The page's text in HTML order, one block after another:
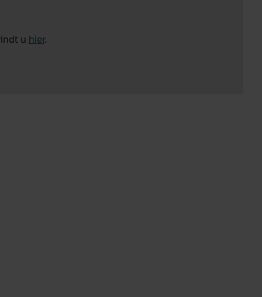
u hier.